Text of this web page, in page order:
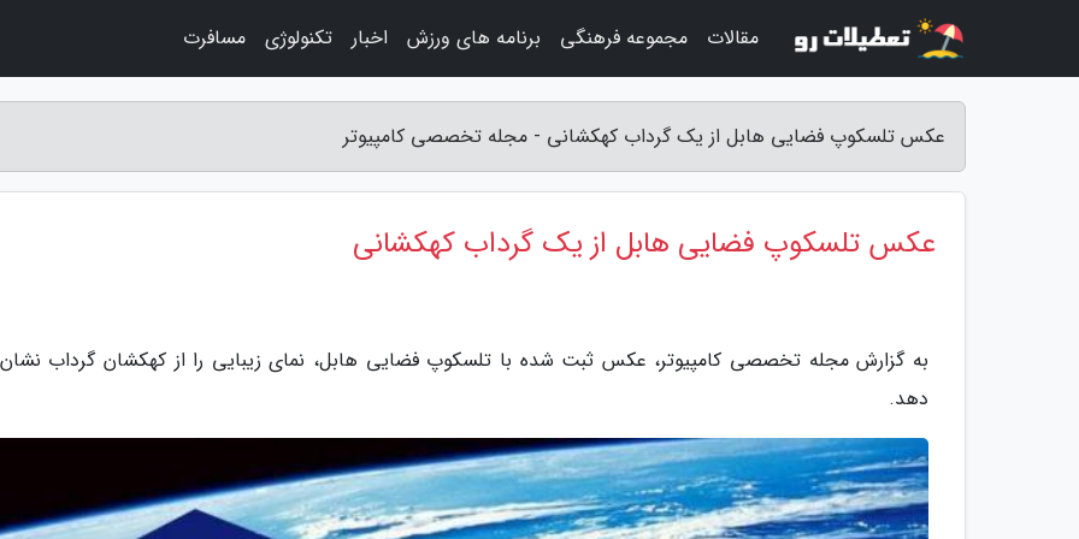
عکس تلسکوپ فضایی هابل از یک گرداب کهکشانی - مجله تخصصی کامپیوتر
عکس تلسکوپ فضایی هابل از یک گرداب کهکشانی
به گزارش مجله تخصصی کامپیوتر، عکس ثبت شده با تلسکوپ فضایی هابل، نمای زیبایی را از کهکشان گرداب
دهد.
مقالات مجموعه فرهنگی برنامه های ورزش اخبار تکنولوژی مسافرت